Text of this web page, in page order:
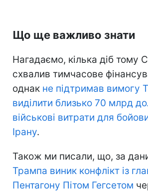
Що ще важливо знати
Нагадаємо, кілька діб тому
схвалив тимчасове
однак не підтримав вимогу
виділити близько 70 млрд
військові витрати для
Ірану.
Також ми писали, що, за
Трампа виник конфлікт із
Пентагону Пітом Гегсетом